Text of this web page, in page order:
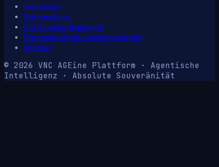
Impressum
Datenschutz
Nutzungsbedingungen
Datenverarbeitungsvereinbarung
Kontakt
© 2026 VNC AGEine Plattform · Agentische
Intelligenz · Absolute Souveränität